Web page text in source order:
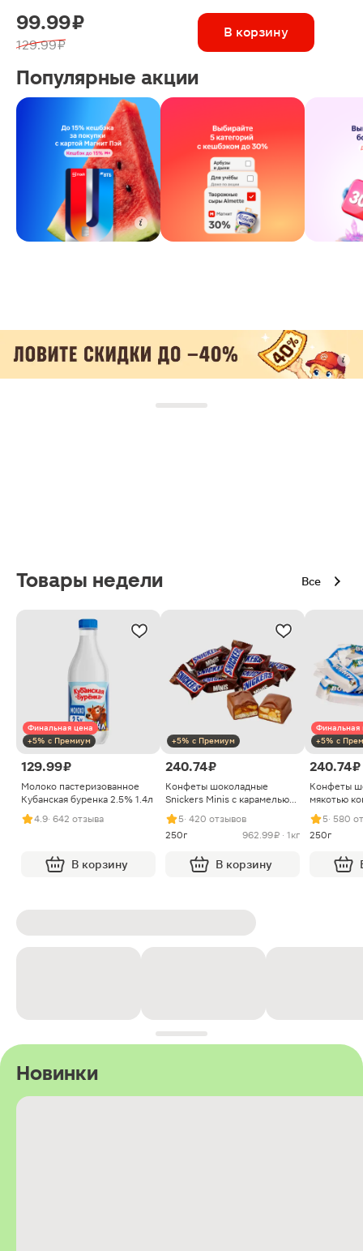
99.99 ₽
129.99 ₽
В корзину
Популярные акции
Товары недели Все
Финальная цена
+5% с Премиум
129.99 ₽
Молоко пастеризованное
Кубанская буренка 2.5% 1.4л
4.9· 642 отзыва
В корзину
+5% с Премиум
240.74 ₽
Конфеты шоколадные
Snickers Minis с карамелью
арахисом и нугой
5· 420 отзывов
250г
962.99 ₽ · 1кг
В корзину
Финальная
+5% с
240.74 ₽
Конфеты
мякотью
5· 580
250г
Новинки